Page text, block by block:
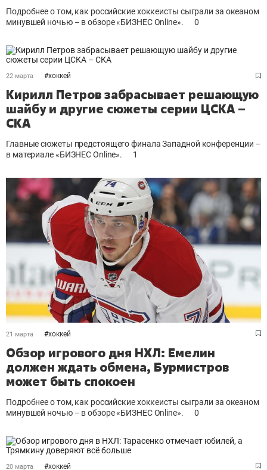
Подробнее о том, как российские хоккеисты сыграли за океаном
минувшей ночью – в обзоре «БИЗНЕС Online».
0
22 марта #хоккей
Кирилл Петров забрасывает решающую
шайбу и другие сюжеты серии ЦСКА –
СКА
Главные сюжеты предстоящего финала Западной конференции –
в материале «БИЗНЕС Online».
1
21 марта #хоккей
Обзор игрового дня НХЛ: Емелин
должен ждать обмена, Бурмистров
может быть спокоен
Подробнее о том, как российские хоккеисты сыграли за океаном
минувшей ночью – в обзоре «БИЗНЕС Online».
0
20 марта #хоккей